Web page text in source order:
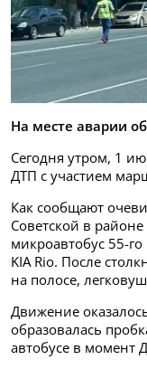
На месте аварии
Сегодня утром, 1
ДТП с участием
Как сообщают
Советской в
микроавтобус 55-
KIA Rio. После
на полосе,
Движение
образовалась
автобусе в момент